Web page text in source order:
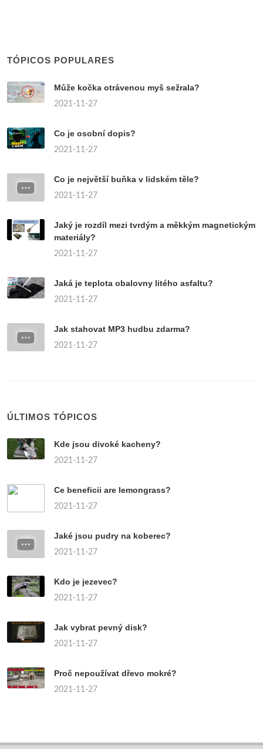
TÓPICOS POPULARES
Může kočka otrávenou myš sežrala?
2021-11-27
Co je osobní dopis?
2021-11-27
Co je největší buňka v lidském těle?
2021-11-27
Jaký je rozdíl mezi tvrdým a měkkým magnetickým
materiály?
2021-11-27
Jaká je teplota obalovny litého asfaltu?
2021-11-27
Jak stahovat MP3 hudbu zdarma?
2021-11-27
ÚLTIMOS TÓPICOS
Kde jsou divoké kacheny?
2021-11-27
Ce beneficii are lemongrass?
2021-11-27
Jaké jsou pudry na koberec?
2021-11-27
Kdo je jezevec?
2021-11-27
Jak vybrat pevný disk?
2021-11-27
Proč nepoužívat dřevo mokré?
2021-11-27